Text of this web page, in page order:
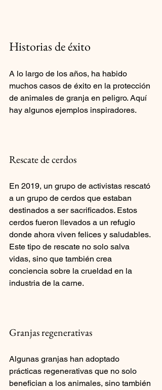
Historias de éxito
A lo largo de los años, ha habido
muchos casos de éxito en la protección
de animales de granja en peligro. Aquí
hay algunos ejemplos inspiradores.
Rescate de cerdos
En 2019, un grupo de activistas rescató
a un grupo de cerdos que estaban
destinados a ser sacrificados. Estos
cerdos fueron llevados a un refugio
donde ahora viven felices y saludables.
Este tipo de rescate no solo salva
vidas, sino que también crea
conciencia sobre la crueldad en la
industria de la carne.
Granjas regenerativas
Algunas granjas han adoptado
prácticas regenerativas que no solo
benefician a los animales, sino también